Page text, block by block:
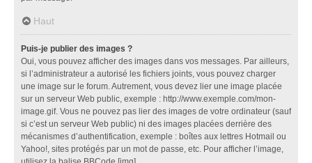
Haut
Puis-je publier des images ?
Oui, vous pouvez afficher des images dans vos messages. Par ailleurs,
si l’administrateur a autorisé les fichiers joints, vous pouvez charger
une image sur le forum. Autrement, vous devez lier une image placée
sur un serveur Web public, exemple : http://www.exemple.com/mon-
image.gif. Vous ne pouvez pas lier des images de votre ordinateur (sauf
si c’est un serveur Web public) ni des images placées derrière des
mécanismes d’authentification, exemple : boîtes aux lettres Hotmail ou
Yahoo!, sites protégés par un mot de passe, etc. Pour afficher l’image,